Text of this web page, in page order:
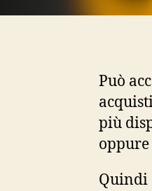
Può
più
Quindi